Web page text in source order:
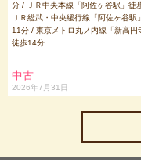
分 / ＪＲ中央本線「阿佐ヶ谷駅」徒
ＪＲ総武・中央緩行線「阿佐ヶ谷駅
11分 / 東京メトロ丸ノ内線「新高円
徒歩14分
中古
2026年7月31日